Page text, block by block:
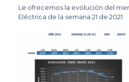
Le ofrecemos la evolución del
Eléctrica de la semana 21 de 2021.